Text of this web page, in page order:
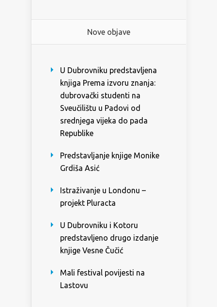
Nove objave
U Dubrovniku predstavljena
knjiga Prema izvoru znanja:
dubrovački studenti na
Sveučilištu u Padovi od
srednjega vijeka do pada
Republike
Predstavljanje knjige Monike
Grdiša Asić
Istraživanje u Londonu –
projekt Pluracta
U Dubrovniku i Kotoru
predstavljeno drugo izdanje
knjige Vesne Čučić
Mali festival povijesti na
Lastovu